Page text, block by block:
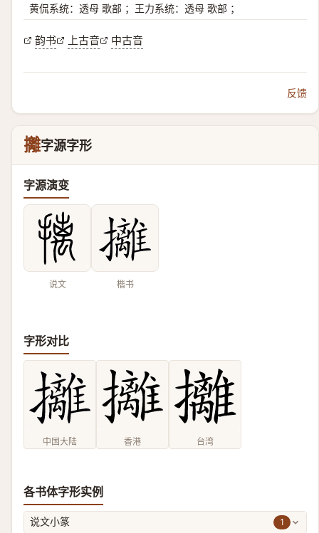
黄侃系统：透母 歌部 ；王力系统：透母 歌部 ；
韵书 上古音 中古音
反馈
攡字源字形
字源演变
说文 楷书
字形对比
中国大陆 香港 台湾
各书体字形实例
说文小篆 1